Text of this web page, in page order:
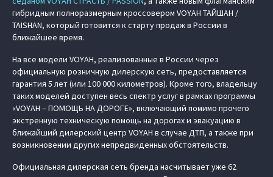
гибридным полноразмерным кроссовером VOYAH ТАЙШАН /
TAISHAN, который готовится к старту продаж в России в
ближайшее время.
На все модели VOYAH, реализованные в России через
официальную розничную дилерскую сеть, предоставляется
гарантия 5 лет (или 100 000 километров). Кроме того, владельцу
таких моделей доступен весь спектр услуг в рамках программы
«VOYAH – ПОМОЩЬ НА ДОРОГЕ», включающий помимо прочего
экстренную техническую помощь на дорогах и эвакуацию в
ближайший дилерский центр VOYAH в случае ДТП, а также при
возникновении других непредвиденных обстоятельств.
Официальная дилерская сеть бренда насчитывает уже 62